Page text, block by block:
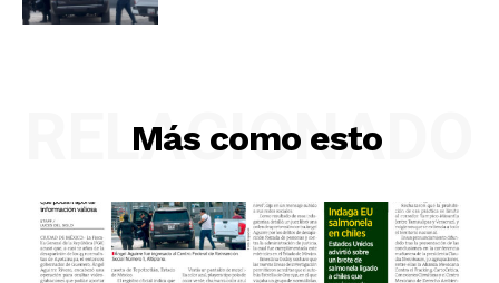
Más como esto
RELACIONADO